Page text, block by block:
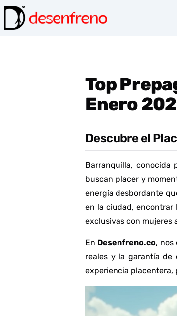
Top
Enero
Descubre el
Barranquilla, conocida
buscan placer y
energía desbordante
en la ciudad, encontrar
exclusivas con mujeres
En Desenfreno.co, nos
reales y la garantía de
experiencia placentera,